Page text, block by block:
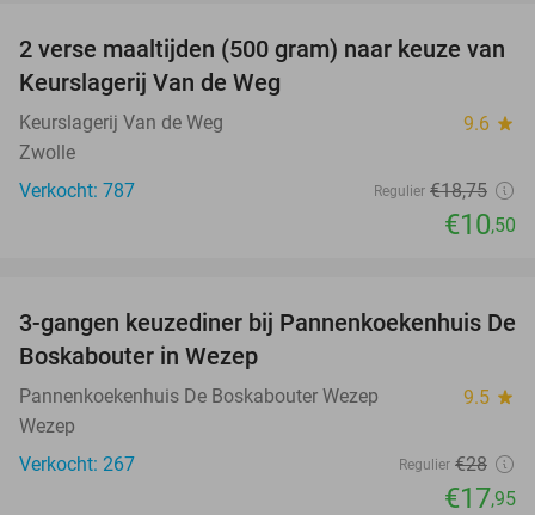
44%
2 verse maaltijden (500 gram) naar keuze van
Keurslagerij Van de Weg
Keurslagerij Van de Weg 9.6 star
Zwolle
Verkocht: 787
Regulier €18,75
€10,50
36%
3-gangen keuzediner bij Pannenkoekenhuis De
Boskabouter in Wezep
Pannenkoekenhuis De Boskabouter Wezep 9.5 star
Wezep
Verkocht: 267
Regulier €28
€17,95